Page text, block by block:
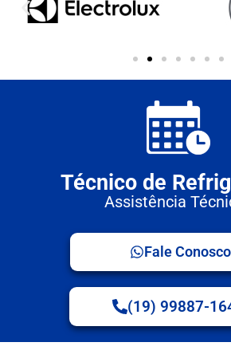
Técnico de
Assistência
Fale Conosco
(19) 99887-